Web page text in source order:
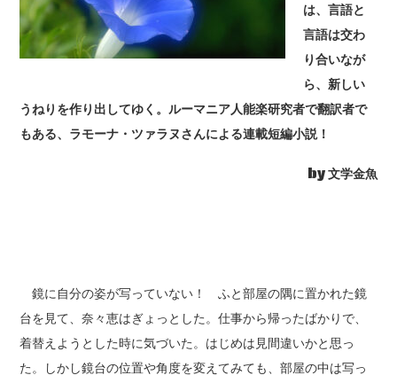
は、言語と
言語は交わ
り合いなが
ら、新しい
うねりを作り出してゆく。ルーマニア人能楽研究者で翻訳者で
もある、ラモーナ・ツァラヌさんによる連載短編小説！
by 文学金魚
鏡に自分の姿が写っていない！ ふと部屋の隅に置かれた鏡
台を見て、奈々恵はぎょっとした。仕事から帰ったばかりで、
着替えようとした時に気づいた。はじめは見間違いかと思っ
た。しかし鏡台の位置や角度を変えてみても、部屋の中は写っ